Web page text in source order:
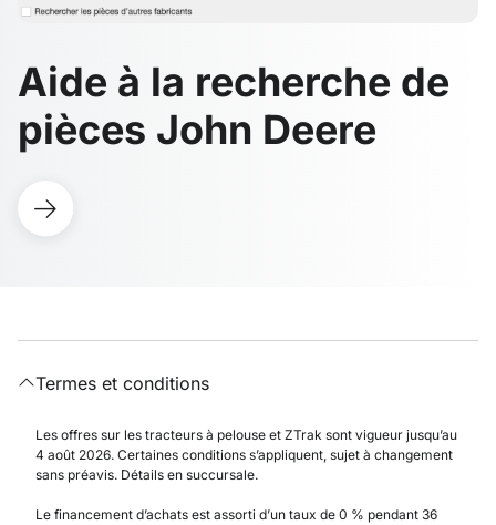
Aide à la recherche de
pièces John Deere
Termes et conditions
Les offres sur les tracteurs à pelouse et ZTrak sont vigueur jusqu’au
4 août 2026. Certaines conditions s’appliquent, sujet à changement
sans préavis. Détails en succursale.
Le financement d’achats est assorti d’un taux de 0 % pendant 36